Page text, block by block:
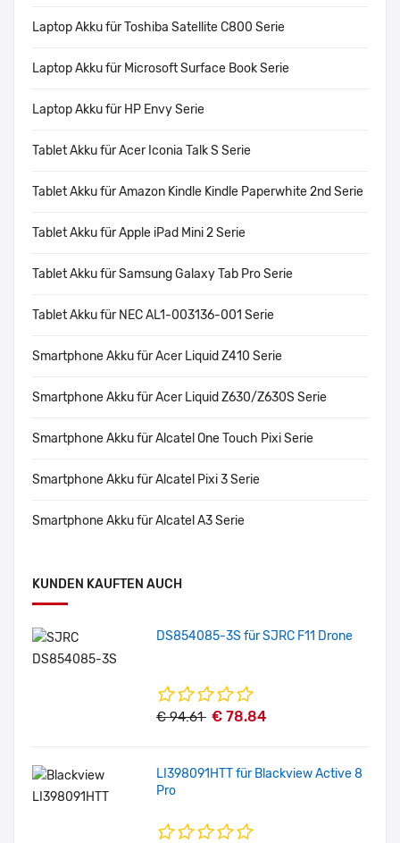
Laptop Akku für Toshiba Satellite C800 Serie
Laptop Akku für Microsoft Surface Book Serie
Laptop Akku für HP Envy Serie
Tablet Akku für Acer Iconia Talk S Serie
Tablet Akku für Amazon Kindle Kindle Paperwhite 2nd Serie
Tablet Akku für Apple iPad Mini 2 Serie
Tablet Akku für Samsung Galaxy Tab Pro Serie
Tablet Akku für NEC AL1-003136-001 Serie
Smartphone Akku für Acer Liquid Z410 Serie
Smartphone Akku für Acer Liquid Z630/Z630S Serie
Smartphone Akku für Alcatel One Touch Pixi Serie
Smartphone Akku für Alcatel Pixi 3 Serie
Smartphone Akku für Alcatel A3 Serie
KUNDEN KAUFTEN AUCH
DS854085-3S für SJRC F11 Drone
€ 94.61 € 78.84
LI398091HTT für Blackview Active 8
Pro